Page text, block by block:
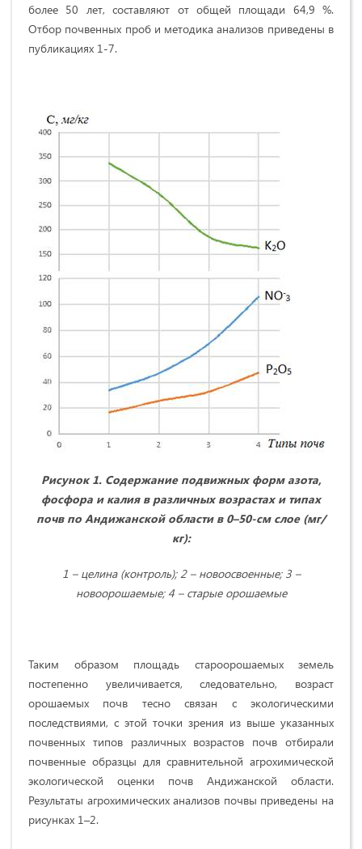
более 50 лет, составляют от общей площади 64,9 %.
Отбор почвенных проб и методика анализов приведены в
публикациях 1-7.
Рисунок 1. Содержание подвижных форм азота,
фосфора и калия в различных возрастах и типах
почв по Андижанской области в 0–50-см слое (мг/
кг):
1 – целина (контроль); 2 – новоосвоенные; 3 –
новоорошаемые; 4 – старые орошаемые
Таким образом площадь староорошаемых земель
постепенно увеличивается, следовательно, возраст
орошаемых почв тесно связан с экологическими
последствиями, с этой точки зрения из выше указанных
почвенных типов различных возрастов почв отбирали
почвенные образцы для сравнительной агрохимической
экологической оценки почв Андижанской области.
Результаты агрохимических анализов почвы приведены на
рисунках 1–2.